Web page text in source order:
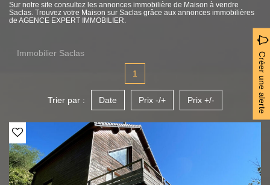
Sur notre site consultez les annonces immobilière de Maison à vendre
Saclas. Trouvez votre Maison sur Saclas grâce aux annonces immobilières
de AGENCE EXPERT IMMOBILIER.
Immobilier Saclas Créer une alerte
1
Trier par : Date Prix -/+ Prix +/-